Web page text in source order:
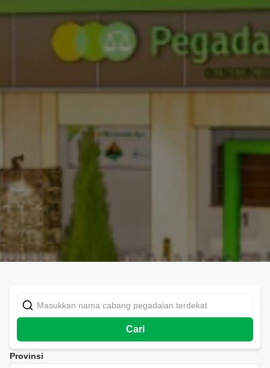
Cari
Provinsi